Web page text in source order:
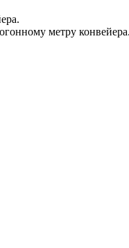
метру конвейера.